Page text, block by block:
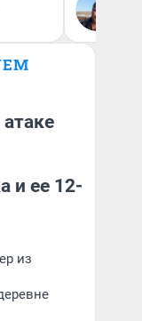
и ее 12-
из